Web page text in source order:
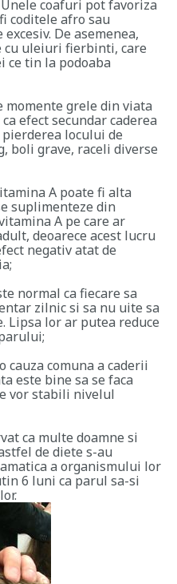
coafuri pot favoriza
coditele afro sau
De asemenea,
cu uleiuri fierbinti, care
ce tin la podoaba
grele din viata
efect secundar caderea
locului de
boli grave, raceli diverse
A poate fi alta
suplimenteze din
A pe care ar
deoarece acest lucru
negativ atat de
normal ca fiecare sa
zilnic si sa nu uite sa
Lipsa lor ar putea reduce
cauza comuna a caderii
este bine sa se faca
vor stabili nivelul
ca multe doamne si
de diete s-au
a organismului lor
6 luni ca parul sa-si